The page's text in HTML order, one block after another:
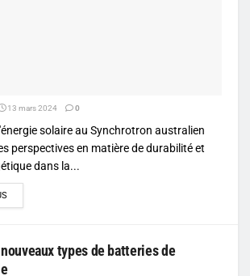
13 mars 2024 0
solaire au Synchrotron australien
perspectives en matière de durabilité et
dans la...
types de batteries de